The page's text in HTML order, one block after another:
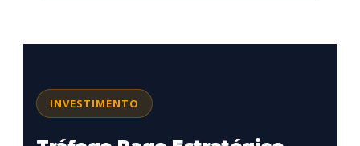
INVESTIMENTO